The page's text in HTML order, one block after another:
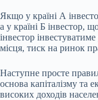
Якщо у країні А
а у країні Б інвестор,
інвестор
місця, тиск на ринок
Наступне просте
основа капіталізму та
високих доходів